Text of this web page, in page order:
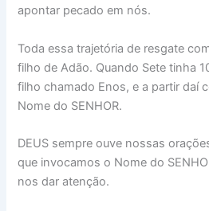
apontar pecado em nós.
Toda essa trajetória de resgate
filho de Adão. Quando Sete tinha
filho chamado Enos, e a partir daí
Nome do SENHOR.
DEUS sempre ouve nossas
que invocamos o Nome do
nos dar atenção.